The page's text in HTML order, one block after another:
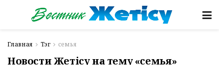
Главная Тэг семья
Новости Жетісу на тему «семья»